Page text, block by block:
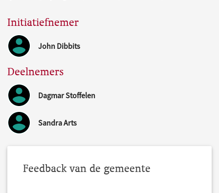
Initiatiefnemer
John Dibbits
Deelnemers
Dagmar Stoffelen
Sandra Arts
Feedback van de gemeente